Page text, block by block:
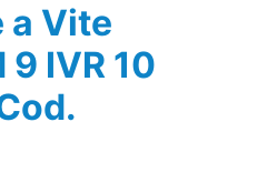
a Vite
IVR 10